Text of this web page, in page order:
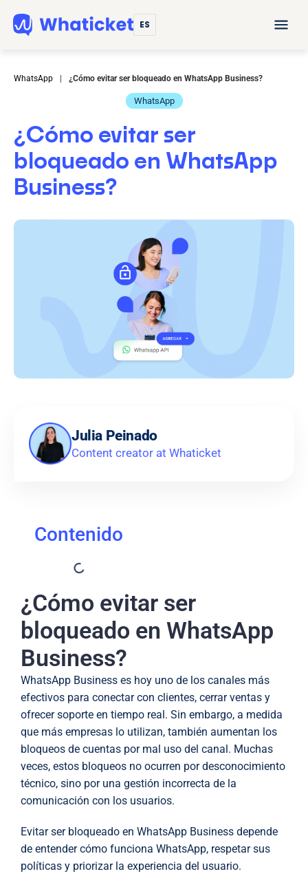
ES
WhatsApp ¿Cómo evitar ser bloqueado en WhatsApp Business?
WhatsApp
¿Cómo evitar ser
bloqueado en WhatsApp
Business?
Julia Peinado
Content creator at Whaticket
Contenido
¿Cómo evitar ser
bloqueado en WhatsApp
Business?
WhatsApp Business es hoy uno de los canales más
efectivos para conectar con clientes, cerrar ventas y
ofrecer soporte en tiempo real. Sin embargo, a medida
que más empresas lo utilizan, también aumentan los
bloqueos de cuentas por mal uso del canal. Muchas
veces, estos bloqueos no ocurren por desconocimiento
técnico, sino por una gestión incorrecta de la
comunicación con los usuarios.
Evitar ser bloqueado en WhatsApp Business depende
de entender cómo funciona WhatsApp, respetar sus
políticas y priorizar la experiencia del usuario.